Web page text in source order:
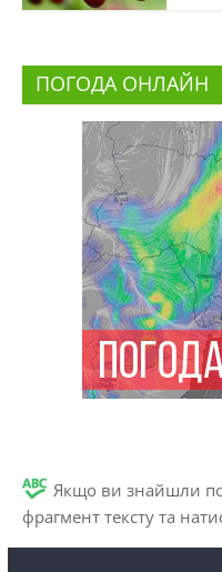
ПОГОДА ОНЛАЙН
Якщо ви знайшли
фрагмент тексту та